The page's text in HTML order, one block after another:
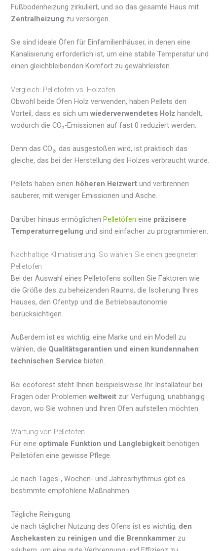
Fußbodenheizung zirkuliert, und so das gesamte Haus mit
Zentralheizung zu versorgen.
Sie sind ideale Öfen für Einfamilienhäuser, in denen eine
Kanalisierung erforderlich ist, um eine stabile Temperatur und
einen gleichbleibenden Komfort zu gewährleisten.
Vergleich: Pelletöfen vs. Holzöfen
Obwohl beide Öfen Holz verwenden, haben Pellets den
Vorteil, dass es sich umwiederverwendetes Holz handelt,
wodurch die CO₂-Emissionen auf fast 0 reduziert werden.
Denn das CO₂, das ausgestoßen wird, ist praktisch das
gleiche, das bei der Herstellung des Holzes verbraucht wurde.
Pellets haben einen höheren Heizwert und verbrennen
sauberer, mit weniger Emissionen und Asche.
Darüber hinaus ermöglichenPelletöfen eine präzisere
Temperaturregelung und sind einfacher zu programmieren.
Nachhaltige Klimatisierung: So wählen Sie einen geeigneten
Pelletofen
Bei der Auswahl eines Pelletofens sollten Sie Faktoren wie
die Größe des zu beheizenden Raums, die Isolierung Ihres
Hauses, den Ofentyp und die Betriebsautonomie
berücksichtigen.
Außerdem ist es wichtig, eine Marke und ein Modell zu
wählen, die Qualitätsgarantien und einen kundennahen
technischen Service bieten.
Bei ecoforest steht Ihnen beispielsweise Ihr Installateur bei
Fragen oder Problemenweltweit zur Verfügung, unabhängig
davon, wo Sie wohnen und Ihren Ofen aufstellen möchten.
Wartung von Pelletöfen
Für eine optimale Funktion und Langlebigkeit benötigen
Pelletöfen eine gewisse Pflege.
Je nach Tages-, Wochen- und Jahresrhythmus gibt es
bestimmte empfohlene Maßnahmen.
Tägliche Reinigung
Je nach täglicher Nutzung des Ofens ist es wichtig, den
Aschekasten zu reinigen und die Brennkammer zu